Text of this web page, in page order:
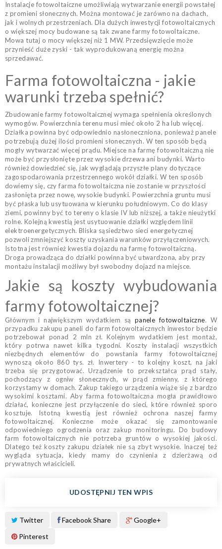
Instalacje fotowoltaiczne umożliwiają wytwarzanie energii powstałej
z promieni słonecznych. Można montować je zarówno na dachach,
jak i wolnych przestrzeniach. Dla dużych inwestycji fotowoltaicznych
o większej mocy budowane są tak zwane farmy fotowoltaiczne.
Mowa tutaj o mocy większej niż 1 MW. Przedsięwzięcie może
przynieść duże zyski - tak wyprodukowaną energię można
sprzedawać.
Farma fotowoltaiczna - jakie
warunki trzeba spełnić?
Zbudowanie farmy fotowoltaicznej wymaga spełnienia określonych
wymogów. Powierzchnia terenu musi mieć około 2 ha lub więcej.
Działka powinna być odpowiednio nasłoneczniona, ponieważ panele
potrzebują dużej ilości promieni słonecznych. W ten sposób będą
mogły wytwarzać więcej prądu. Miejsce na farmę fotowoltaiczną nie
może być przysłonięte przez wysokie drzewa ani budynki. Warto
również dowiedzieć się, jak wyglądają przyszłe plany dotyczące
zagospodarowania przestrzennego wokół działki. W ten sposób
dowiemy się, czy farma fotowoltaiczna nie zostanie w przyszłości
zasłonięta przez nowe, wysokie budynki. Powierzchnia gruntu musi
być płaska lub usytuowana w kierunku południowym. Co do klasy
ziemi, powinny być to tereny o klasie IV lub niższej, a także nieużytki
rolne. Kolejną kwestią jest usytuowanie działki względem linii
elektroenergetycznych. Bliska sąsiedztwo sieci energetycznej
pozwoli zmniejszyć koszty uzyskania warunków przyłączeniowych.
Istotna jest również kwestia dojazdu na farmę fotowoltaiczną.
Droga prowadząca do działki powinna być utwardzona, aby przy
montażu instalacji możliwy był swobodny dojazd na miejsce.
Jakie są koszty wybudowania
farmy fotowoltaicznej?
Głównym i największym wydatkiem są panele fotowoltaiczne. W
przypadku zakupu paneli do farm fotowoltaicznych inwestor będzie
potrzebował ponad 2 mln zł. Kolejnym wydatkiem jest montaż,
który potrwa nawet kilka tygodni. Koszty instalacji wszystkich
niezbędnych elementów do powstania farmy fotowoltaicznej
wynoszą około 860 tys. zł. Inwertery - to kolejny koszt, na jaki
trzeba się przygotować. Urządzenie to przekształca prąd stały,
pochodzący z ogniw słonecznych, w prąd zmienny, z którego
korzystamy w domach. Zakup takiego urządzenia wiąże się z bardzo
wysokimi kosztami. Aby farma fotowoltaiczna mogła prawidłowo
działać, konieczne jest przyłączenie do sieci, które również sporo
kosztuje. Istotną kwestią jest również ochrona naszej farmy
fotowoltaicznej. Konieczne może okazać się zamontowanie
odpowiedniego ogrodzenia oraz zakup monitoringu. Do budowy
farm fotowoltaicznych nie potrzeba gruntów o wysokiej jakości.
Dlatego też koszty zakupu działek nie są zbyt wysokie. Inaczej też
wygląda sytuacja, kiedy mamy do czynienia z dzierżawą od
prywatnych właścicieli.
UDOSTĘPNIJ TEN WPIS
Twitter Facebook Share
Google+
Pinterest